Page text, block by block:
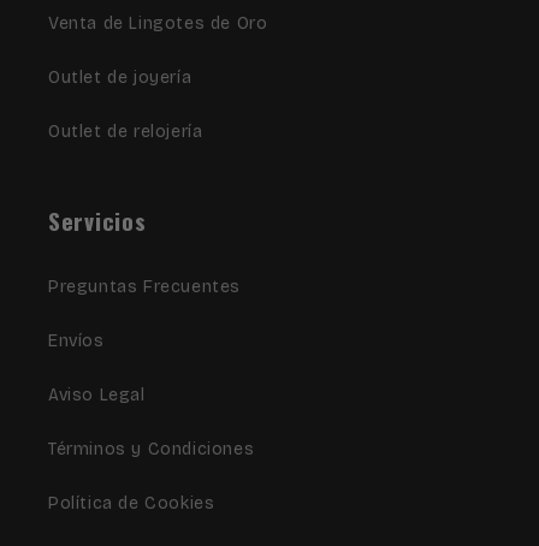
Venta de Lingotes de Oro
Outlet de joyería
Outlet de relojería
Servicios
Preguntas Frecuentes
Envíos
Aviso Legal
Términos y Condiciones
Política de Cookies